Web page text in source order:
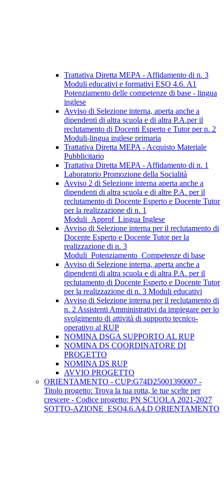
Trattativa Diretta MEPA - Affidamento di n. 3
Moduli educativi e formativi ESO 4.6. A1
Potenziamento delle competenze di base - lingua
inglese
Avviso di Selezione interna, aperta anche a
dipendenti di altra scuola e di altra P.A.per il
reclutamento di Docenti Esperto e Tutor per n. 2
Moduli-lingua inglese primaria
Trattativa Diretta MEPA - Acquisto Materiale
Pubblicitario
Trattativa Diretta MEPA - Affidamento di n. 1
Laboratorio Promozione della Socialità
Avviso 2 di Selezione interna aperta anche a
dipendenti di altra scuola e di altre P.A. per il
reclutamento di Docente Esperto e Docente Tutor
per la realizzazione di n. 1
Moduli_Approf_Lingua Inglese
Avviso di Selezione interna per il reclutamento di
Docente Esperto e Docente Tutor per la
realizzazione di n. 3
Moduli_Potenziamento_Competenze di base
Avviso di Selezione interna, aperta anche a
dipendenti di altra scuola e di altra P.A. per il
reclutamento di Docente Esperto e Docente Tutor
per la realizzazione di n. 3 Moduli educativi
Avviso di Selezione interna per il reclutamento di
n. 2 Assistenti Amministrativi da impiegare per lo
svolgimento di attività di supporto tecnico-
operativo al RUP
NOMINA DSGA SUPPORTO AL RUP
NOMINA DS COORDINATORE DI
PROGETTO
NOMINA DS RUP
AVVIO PROGETTO
ORIENTAMENTO - CUP:G74D25001390007 -
Titolo progetto: Trova la tua rotta, le tue scelte per
crescere - Codice progetto: PN SCUOLA 2021-2027
SOTTO-AZIONE_ESO4.6.A4.D ORIENTAMENTO